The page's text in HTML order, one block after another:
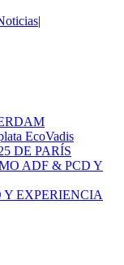
|
EcoVadis
DE PARÍS
ADF & PCD Y
EXPERIENCIA